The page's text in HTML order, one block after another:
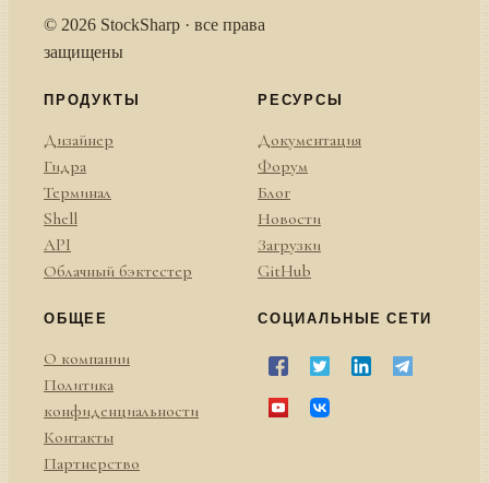
© 2026 StockSharp · все права
защищены
ПРОДУКТЫ
Дизайнер
Гидра
Терминал
Shell
API
Облачный бэктестер
РЕСУРСЫ
Документация
Форум
Блог
Новости
Загрузки
GitHub
ОБЩЕЕ
О компании
Политика
конфиденциальности
Контакты
Партнерство
СОЦИАЛЬНЫЕ СЕТИ